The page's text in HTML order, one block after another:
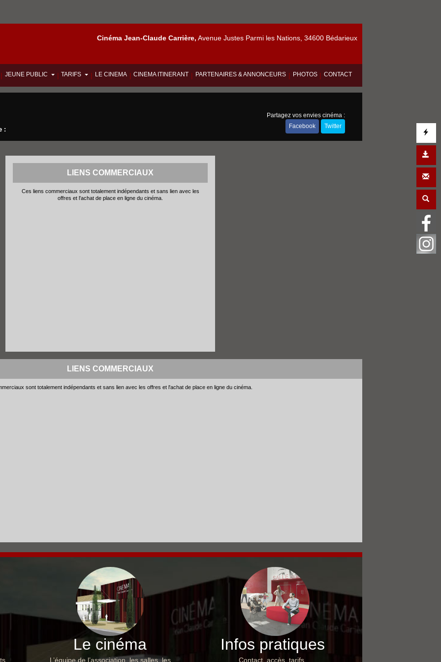
| JEUNE PUBLIC | TARIFS | LE CINEMA | CINEMA ITINERANT | PARTENAIRES & ANNONCEURS | PHOTOS | CONTACT
Cinéma Jean-Claude Carrière, Avenue Justes Parmi les Nations, 34600 Bédarieux
:
Partagez vos envies cinéma :
Facebook
Twitter
LIENS COMMERCIAUX
Ces liens commerciaux sont totalement indépendants et sans lien avec les
offres et l'achat de place en ligne du cinéma.
LIENS COMMERCIAUX
sont totalement indépendants et sans lien avec les offres et l'achat de place en ligne du cinéma.
Le cinéma
L’équipe de l’association, les salles, les
Infos pratiques
Contact, accès, tarifs…